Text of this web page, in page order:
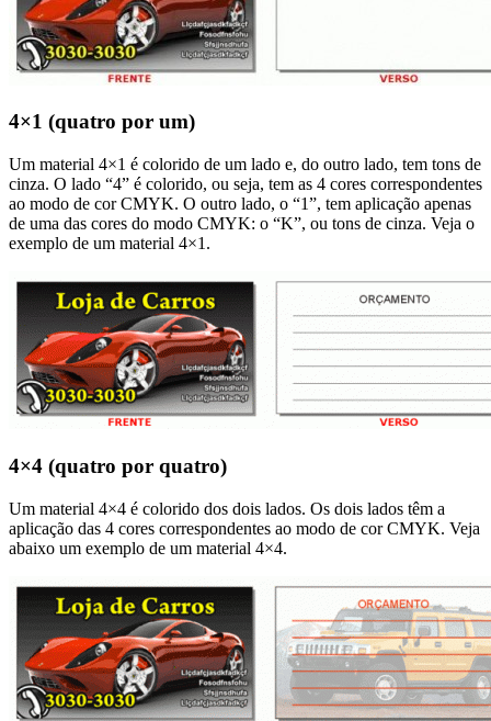
4×1 (quatro por um)
Um material 4×1 é colorido de um lado e, do outro lado, tem tons de
cinza. O lado “4” é colorido, ou seja, tem as 4 cores correspondentes
ao modo de cor CMYK. O outro lado, o “1”, tem aplicação apenas
de uma das cores do modo CMYK: o “K”, ou tons de cinza. Veja o
exemplo de um material 4×1.
4×4 (quatro por quatro)
Um material 4×4 é colorido dos dois lados. Os dois lados têm a
aplicação das 4 cores correspondentes ao modo de cor CMYK. Veja
abaixo um exemplo de um material 4×4.